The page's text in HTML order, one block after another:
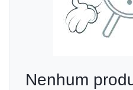
Nenhum